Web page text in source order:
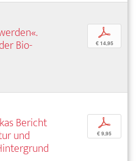
Bio-
p
€ 14,95
Bericht
und
p
€ 9,95